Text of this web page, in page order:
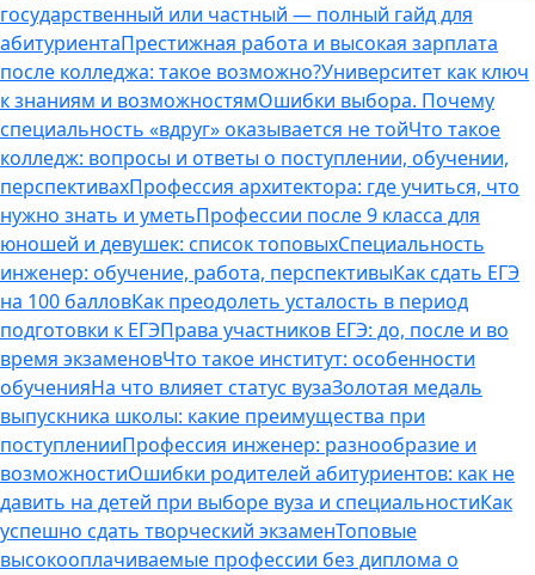
государственный или частный — полный гайд для
абитуриентаПрестижная работа и высокая зарплата
после колледжа: такое возможно?Университет как ключ
к знаниям и возможностямОшибки выбора. Почему
специальность «вдруг» оказывается не тойЧто такое
колледж: вопросы и ответы о поступлении, обучении,
перспективахПрофессия архитектора: где учиться, что
нужно знать и уметьПрофессии после 9 класса для
юношей и девушек: список топовыхСпециальность
инженер: обучение, работа, перспективыКак сдать ЕГЭ
на 100 балловКак преодолеть усталость в период
подготовки к ЕГЭПрава участников ЕГЭ: до, после и во
время экзаменовЧто такое институт: особенности
обученияНа что влияет статус вузаЗолотая медаль
выпускника школы: какие преимущества при
поступленииПрофессия инженер: разнообразие и
возможностиОшибки родителей абитуриентов: как не
давить на детей при выборе вуза и специальностиКак
успешно сдать творческий экзаменТоповые
высокооплачиваемые профессии без диплома о